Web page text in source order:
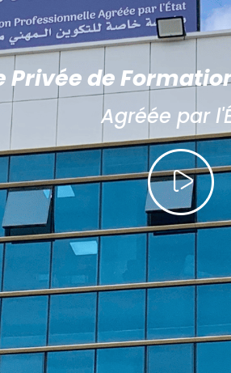
Privée de
Agréée par